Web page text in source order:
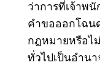
ว่าการที่เจ้าพ
คำขอออกโฉน
กฎหมายหรือไ
ทั่วไปเป็นอำน